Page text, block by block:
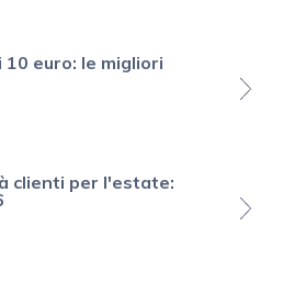
euro: le migliori
clienti per l'estate: